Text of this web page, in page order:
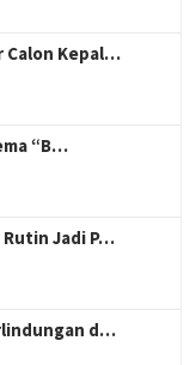
Calon Kepal…
“B…
Rutin Jadi P…
d…